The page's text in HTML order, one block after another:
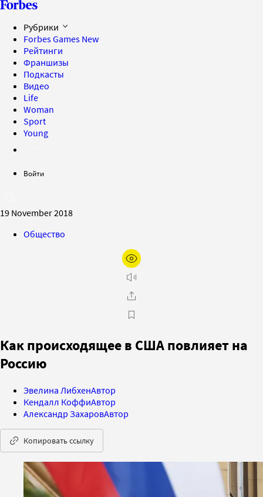
Рубрики
Forbes Games New
Рейтинги
Франшизы
Подкасты
Видео
Life
Woman
Sport
Young
Войти
19 November 2018
Общество
Как происходящее в США повлияет на
Россию
Эвелина ЛибхенАвтор
Кендалл КоффиАвтор
Александр ЗахаровАвтор
Копировать ссылку